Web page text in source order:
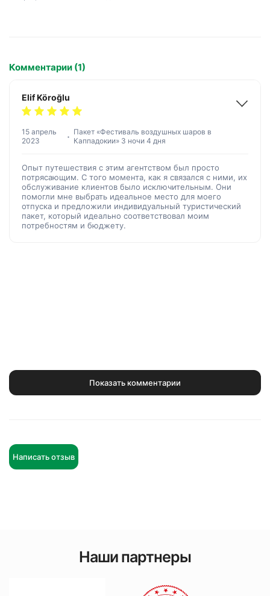
Комментарии (1)
Elif Köroğlu
15 апрель
2023
Пакет «Фестиваль воздушных шаров в
Каппадокии» 3 ночи 4 дня
Опыт путешествия с этим агентством был просто
потрясающим. С того момента, как я связался с ними, их
обслуживание клиентов было исключительным. Они
помогли мне выбрать идеальное место для моего
отпуска и предложили индивидуальный туристический
пакет, который идеально соответствовал моим
потребностям и бюджету.
Показать комментарии
Написать отзыв
Наши партнеры